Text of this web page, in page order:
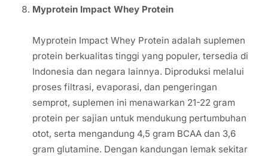
Myprotein Impact Whey Protein
Myprotein Impact Whey Protein adalah suplemen
protein berkualitas tinggi yang populer, tersedia di
Indonesia dan negara lainnya. Diproduksi melalui
proses filtrasi, evaporasi, dan pengeringan
semprot, suplemen ini menawarkan 21-22 gram
protein per sajian untuk mendukung pertumbuhan
otot, serta mengandung 4,5 gram BCAA dan 3,6
gram glutamine. Dengan kandungan lemak sekitar